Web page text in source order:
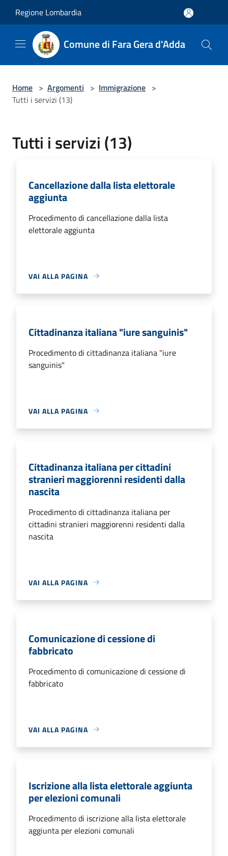
Regione Lombardia
Comune di Fara Gera d'Adda
Home > Argomenti > Immigrazione >
Tutti i servizi (13)
Tutti i servizi (13)
Cancellazione dalla lista elettorale
aggiunta
Procedimento di cancellazione dalla lista
elettorale aggiunta
VAI ALLA PAGINA
Cittadinanza italiana "iure sanguinis"
Procedimento di cittadinanza italiana "iure
sanguinis"
VAI ALLA PAGINA
Cittadinanza italiana per cittadini
stranieri maggiorenni residenti dalla
nascita
Procedimento di cittadinanza italiana per
cittadini stranieri maggiorenni residenti dalla
nascita
VAI ALLA PAGINA
Comunicazione di cessione di
fabbricato
Procedimento di comunicazione di cessione di
fabbricato
VAI ALLA PAGINA
Iscrizione alla lista elettorale aggiunta
per elezioni comunali
Procedimento di iscrizione alla lista elettorale
aggiunta per elezioni comunali